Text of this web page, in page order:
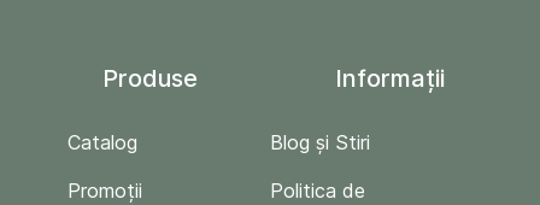
Produse
Catalog
Promoții
Informații
Blog și Stiri
Politica de